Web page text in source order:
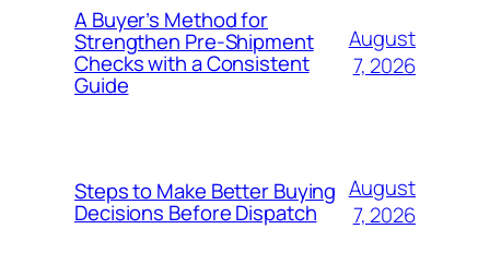
A Buyer’s Method for
Strengthen Pre-Shipment
Checks with a Consistent
Guide
August
7, 2026
Steps to Make Better Buying
Decisions Before Dispatch
August
7, 2026